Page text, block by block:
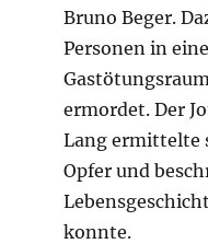
Bruno Beger.
Personen in
ermordet. Der
Lang ermittelte
Opfer und
konnte.